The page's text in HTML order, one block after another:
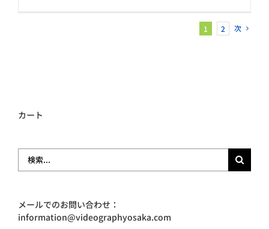
1 2 次
カート
メールでのお問い合わせ：
information@videographyosaka.com